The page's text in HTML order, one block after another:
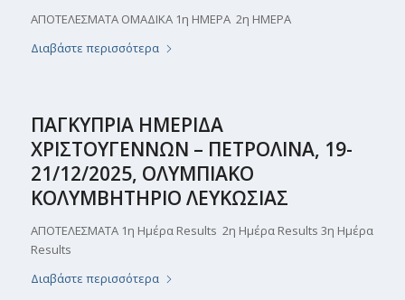
ΑΠΟΤΕΛΕΣΜΑΤΑ ΟΜΑΔΙΚΑ 1η ΗΜΕΡΑ 2η ΗΜΕΡΑ
Διαβάστε περισσότερα
ΠΑΓΚΥΠΡΙΑ ΗΜΕΡΙΔΑ
ΧΡΙΣΤΟΥΓΕΝΝΩΝ – ΠΕΤΡΟΛΙΝΑ, 19-
21/12/2025, ΟΛΥΜΠΙΑΚΟ
ΚΟΛΥΜΒΗΤΗΡΙΟ ΛΕΥΚΩΣΙΑΣ
ΑΠΟΤΕΛΕΣΜΑΤΑ 1η Ημέρα Results 2η Ημέρα Results 3η Ημέρα
Results
Διαβάστε περισσότερα